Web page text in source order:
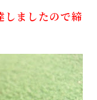
ましたので締